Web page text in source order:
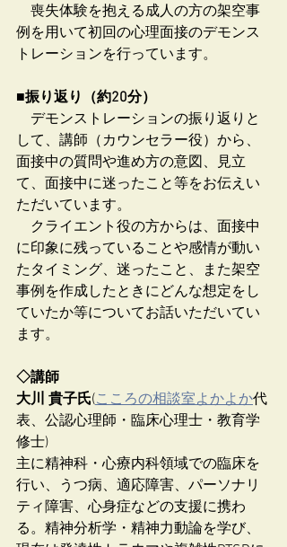
喪失体験を抱える成人の方の架空事
例を用いて初回の心理面接のデモンス
トレーションを行っています。
■振り返り（約20分）
デモンストレーションの振り返りと
して、講師（カウンセラー役）から、
面接中の質問や進め方の意図、見立
て、面接中に迷ったこと等をお伝えい
ただいています。
クライエント役の方からは、面接中
に印象に残っていることや感情が動い
たタイミング、迷ったこと、また架空
事例を作成したときにどんな想定をし
ていたか等についてお話いただいてい
ます。
◇講師
大川 貴子氏(こころの相談室よかよか代
表、公認心理師・臨床心理士・教育学
修士)
主に精神科・心療内科領域での臨床を
行い、うつ病、適応障害、パーソナリ
ティ障害、心身症などの支援に携わ
る。精神分析学・精神力動論を学び、